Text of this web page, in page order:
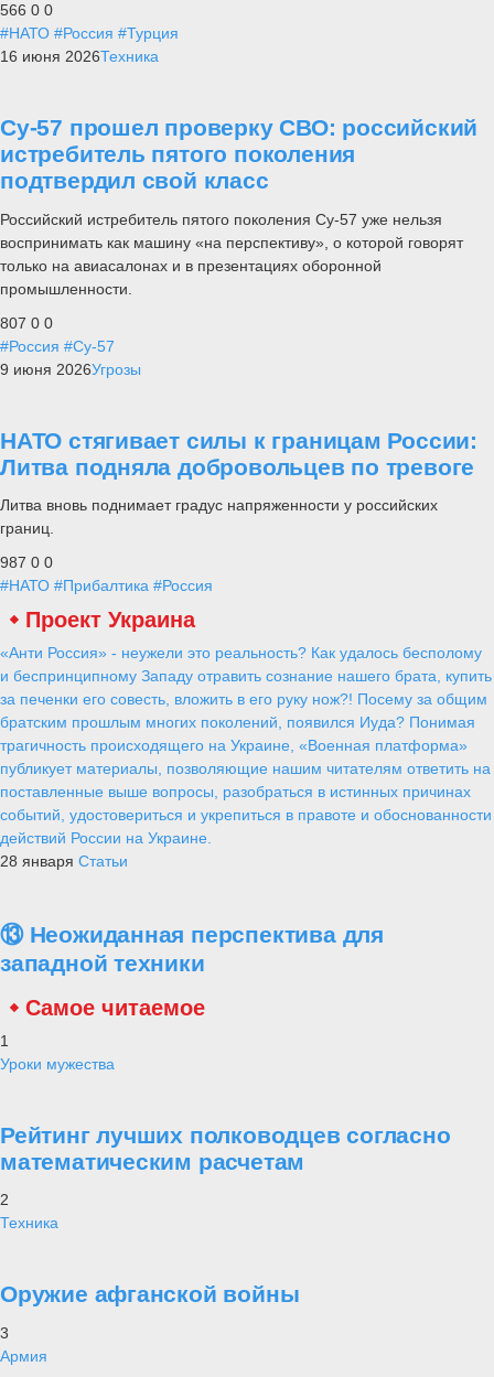
566 0 0
#НАТО #Россия #Турция
16 июня 2026Техника
Су-57 прошел проверку СВО: российский
истребитель пятого поколения
подтвердил свой класс
Российский истребитель пятого поколения Су-57 уже нельзя
воспринимать как машину «на перспективу», о которой говорят
только на авиасалонах и в презентациях оборонной
промышленности.
807 0 0
#Россия #Су-57
9 июня 2026Угрозы
НАТО стягивает силы к границам России:
Литва подняла добровольцев по тревоге
Литва вновь поднимает градус напряженности у российских
границ.
987 0 0
#НАТО #Прибалтика #Россия
Проект Украина
«Анти Россия» - неужели это реальность? Как удалось бесполому
и беспринципному Западу отравить сознание нашего брата, купить
за печенки его совесть, вложить в его руку нож?! Посему за общим
братским прошлым многих поколений, появился Иуда? Понимая
трагичность происходящего на Украине, «Военная платформа»
публикует материалы, позволяющие нашим читателям ответить на
поставленные выше вопросы, разобраться в истинных причинах
событий, удостовериться и укрепиться в правоте и обоснованности
действий России на Украине.
28 января Статьи
⑬ Неожиданная перспектива для
западной техники
Самое читаемое
1
Уроки мужества
Рейтинг лучших полководцев согласно
математическим расчетам
2
Техника
Оружие афганской войны
3
Армия